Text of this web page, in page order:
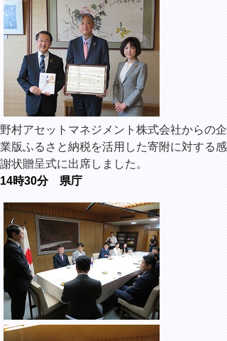
野村アセットマネジメント株式会社からの企
業版ふるさと納税を活用した寄附に対する感
謝状贈呈式に出席しました。
14時30分 県庁